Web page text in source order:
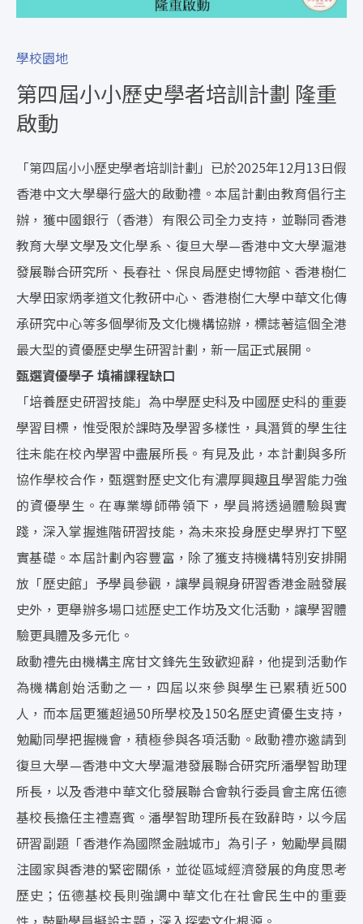
學校園地
第四屆小小歷史學者培訓計劃 隆重
啟動
「第四屆小小歷史學者培訓計劃」已於2025年12月13日假
香港中文大學舉行盛大的啟動禮。本屆計劃由教育倡行主
辦，獲中國銀行（香港）有限公司全力支持，並聯同香港
教育大學文學及文化學系、復旦大學—香港中文大學滬港
發展聯合研究所、長春社、保良局歷史博物館、香港樹仁
大學田家炳孝道文化教研中心、香港樹仁大學中華文化傳
承研究中心等多個學術及文化機構協辦，標誌著這個全港
最大型的資優歷史學生研習計劃，新一屆正式展開。
甄選資優學子 填補課程缺口
「培養歷史研習技能」為中學歷史科及中國歷史科的重要
學習目標，惟受限於課時及學習多樣性，具潛質的學生往
往未能在校內學習中盡展所長。有見及此，本計劃與多所
協作學校合作，甄選對歷史文化有濃厚興趣且學習能力強
的資優學生。在專業導師帶領下，學員將透過體驗與實
踐，深入掌握進階研習技能，為未來投身歷史學界打下堅
實基礎。本屆計劃內容豐富，除了獲支持機構特別安排開
放「歷史館」予學員參觀，讓學員親身研習香港金融發展
史外，更舉辦多場口述歷史工作坊及文化活動，讓學習體
驗更具體及多元化。
啟動禮先由機構主席甘文鋒先生致歡迎辭，他提到活動作
為機構創始活動之一，四屆以來參與學生已累積近500
人，而本屆更獲超過50所學校及150名歷史資優生支持，
勉勵同學把握機會，積極參與各項活動。啟動禮亦邀請到
復旦大學—香港中文大學滬港發展聯合研究所潘學智助理
所長，以及香港中華文化發展聯合會執行委員會主席伍德
基校長擔任主禮嘉賓。潘學智助理所長在致辭時，以今屆
研習副題「香港作為國際金融城市」為引子，勉勵學員關
注國家與香港的緊密關係，並從區域經濟發展的角度思考
歷史；伍德基校長則強調中華文化在社會民生中的重要